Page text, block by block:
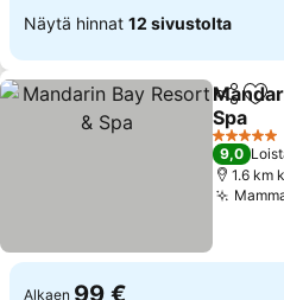
Näytä hinnat 12 sivustolta
Jaa
Spa
5
9,0
1.6 km
Alkaen 99 €